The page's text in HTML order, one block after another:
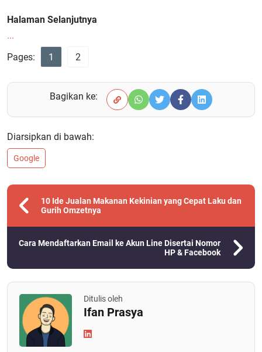
Halaman Selanjutnya
...
Pages:
1 2
Bagikan ke:
Diarsipkan di bawah:
Google
10 Ide Jualan Makanan Kekinian yang Cepat Laku dan
Gurih Omzetnya
Cara Mendaftarkan Email ke Akun Line Disertai Nomor
HP & Facebook
Ditulis oleh
Ifan Prasya